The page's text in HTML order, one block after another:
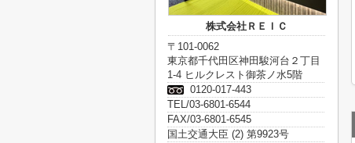
株式会社ＲＥＩＣ
〒101-0062
東京都千代田区神田駿河台２丁目
1-4 ヒルクレスト御茶ノ水5階
0120-017-443
TEL/03-6801-6544
FAX/03-6801-6545
国土交通大臣 (2) 第9923号